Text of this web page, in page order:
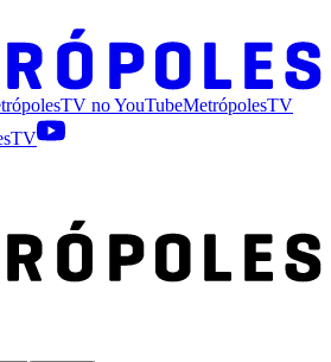
noYouTubeMetrópolesTV